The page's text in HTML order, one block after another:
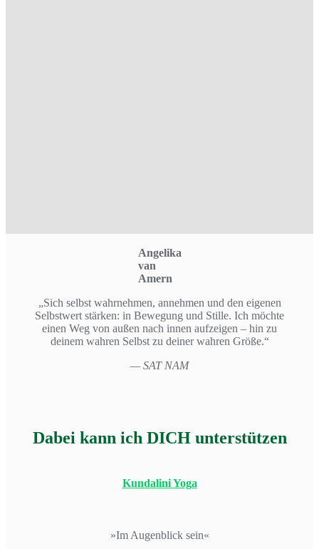
Angelika
van
Amern
„Sich selbst wahrnehmen, annehmen und den eigenen
Selbstwert stärken: in Bewegung und Stille. Ich möchte
einen Weg von außen nach innen aufzeigen – hin zu
deinem wahren Selbst zu deiner wahren Größe.“
— SAT NAM
Dabei kann ich DICH unterstützen
Kundalini Yoga
»Im Augenblick sein«